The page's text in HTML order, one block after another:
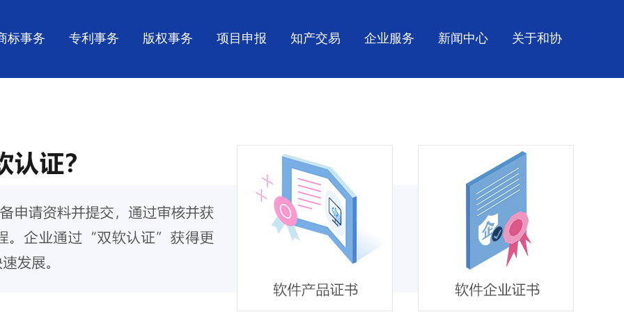
标事务 专利事务 版权事务 项目申报 知产交易 企业服务 新闻中心 关于和协